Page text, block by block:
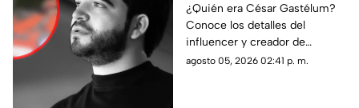
influencer 4s3s1n4d0
mientras realizaba una
transmisión en vivo en
Sinaloa
¿Quién era César Gastélum?
Conoce los detalles del
influencer y creador de
contenido que fue asesinado
agosto 05, 2026 02:41 p. m.